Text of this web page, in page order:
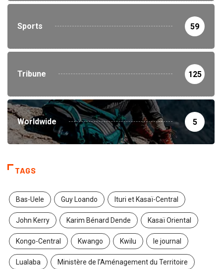
Sports 59
Tribune 125
Worldwide 5
TAGS
Bas-Uele Guy Loando Ituri et Kasaï-Central
John Kerry Karim Bénard Dende Kasaï Oriental
Kongo-Central Kwango Kwilu le journal
Lualaba Ministère de l’Aménagement du Territoire